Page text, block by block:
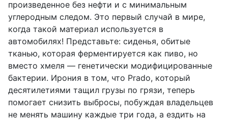
произведенное без нефти и с минимальным
углеродным следом. Это первый случай в мире,
когда такой материал используется в
автомобилях! Представьте: сиденья, обитые
тканью, которая ферментируется как пиво, но
вместо хмеля — генетически модифицированные
бактерии. Ирония в том, что Prado, который
десятилетиями тащил грузы по грязи, теперь
помогает снизить выбросы, побуждая владельцев
не менять машину каждые три года, а ездить на